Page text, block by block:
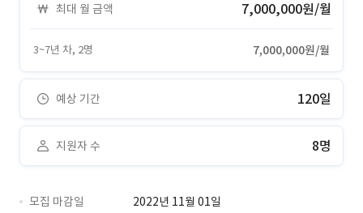
최대 월 금액 7,000,000원/월
3~7년 차, 2명 7,000,000원/월
예상 기간 120일
지원자 수 8명
모집 마감일
2022년 11월 01일